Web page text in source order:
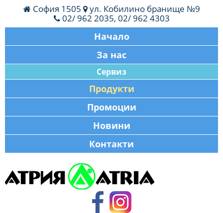
София 1505
ул. Кобилино бранище №9
02/ 962 2035, 02/ 962 4303
Начало
За нас
Сервиз
Продукти
Промоции
Новини
Контакти